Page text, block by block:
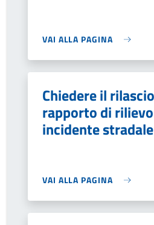
VAI ALLA PAGINA
Chiedere il
rapporto di
incidente stradale
VAI ALLA PAGINA